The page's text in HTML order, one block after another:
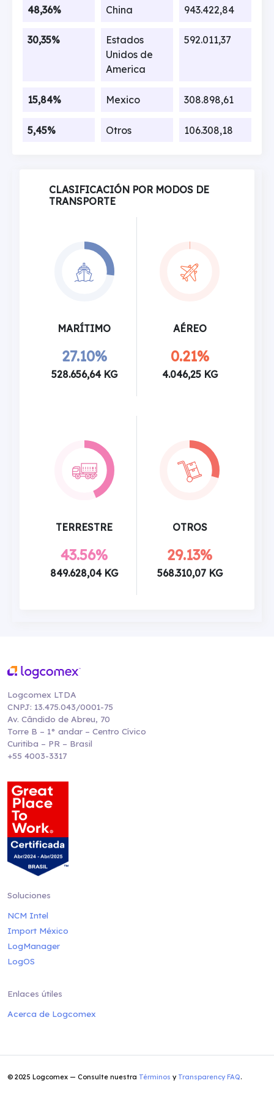
48,36% China 943.422,84
30,35%
Estados
Unidos de
America
592.011,37
15,84% Mexico 308.898,61
5,45% Otros 106.308,18
CLASIFICACIÓN POR MODOS DE
TRANSPORTE
MARÍTIMO
27.10%
528.656,64 KG
AÉREO
0.21%
4.046,25 KG
TERRESTRE
43.56%
849.628,04 KG
OTROS
29.13%
568.310,07 KG
Logcomex LTDA
CNPJ: 13.475.043/0001-75
Av. Cândido de Abreu, 70
Torre B – 1° andar – Centro Cívico
Curitiba – PR – Brasil
+55 4003-3317
Soluciones
NCM Intel
Import México
LogManager
LogOS
Enlaces útiles
Acerca de Logcomex
© 2025 Logcomex — Consulte nuestra Términos y Transparency FAQ.